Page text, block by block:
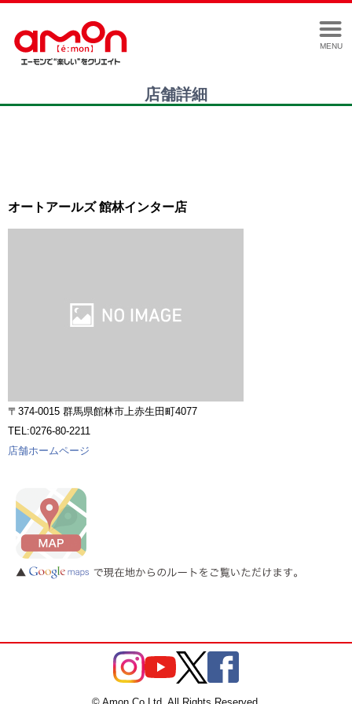
MENU
店舗詳細
オートアールズ 館林インター店
〒374-0015 群馬県館林市上赤生田町4077
TEL:0276-80-2211
店舗ホームページ